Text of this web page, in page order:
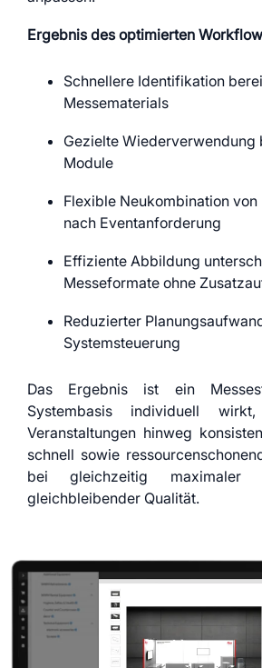
Ergebnis des optimierten
Schnellere Identifikation
Messematerials
Gezielte Wiederverwendung
Module
Flexible Neukombination von
nach Eventanforderung
Effiziente Abbildung
Messeformate ohne
Reduzierter
Systemsteuerung
Das Ergebnis ist ein
Systembasis individuell
Veranstaltungen hinweg
schnell sowie
bei gleichzeitig maximaler
gleichbleibender Qualität.